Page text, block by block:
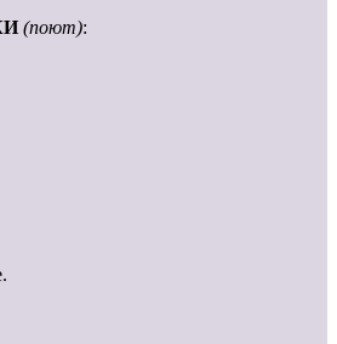
(поют):